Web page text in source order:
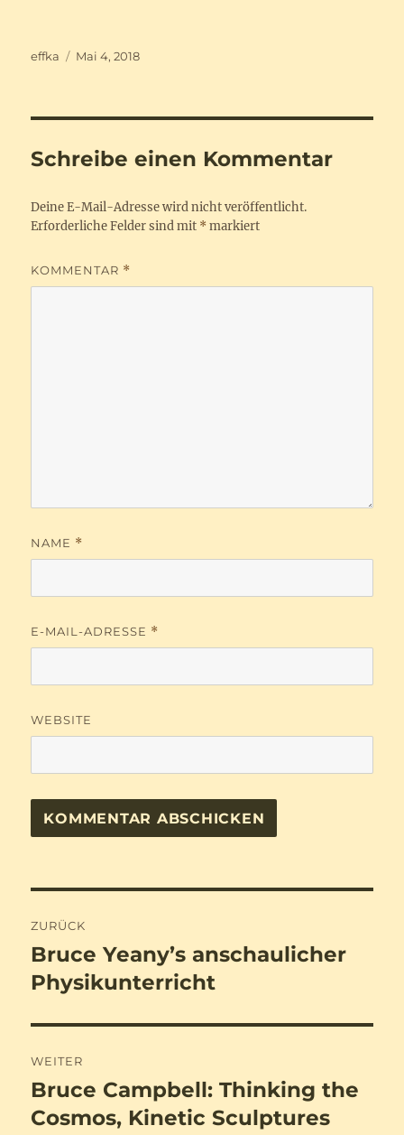
Autor
effka
Veröffentlicht
Mai 4, 2018
Schreibe einen Kommentar
Deine E-Mail-Adresse wird nicht veröffentlicht.
Erforderliche Felder sind mit * markiert
KOMMENTAR *
NAME *
E-MAIL-ADRESSE *
WEBSITE
ZURÜCK
Vorheriger
Beitrag:
Bruce Yeany’s anschaulicher
Physikunterricht
WEITER
Nächster
Beitrag:
Bruce Campbell: Thinking the
Cosmos, Kinetic Sculptures